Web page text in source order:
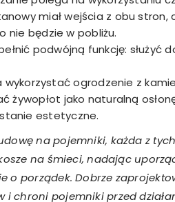
miał wejścia z obu
nie będzie w pobliżu.
podwójną funkcję: służyć
ogrodzenie z
jako naturalną
estetyczne.
na pojemniki, każda z
na śmieci, nadając
o porządek. Dobrze
chroni pojemniki przed